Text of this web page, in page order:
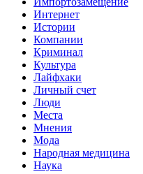
Интернет
Истории
Компании
Криминал
Культура
Лайфхаки
Личный счет
Люди
Места
Мнения
Мода
Народная медицина
Наука